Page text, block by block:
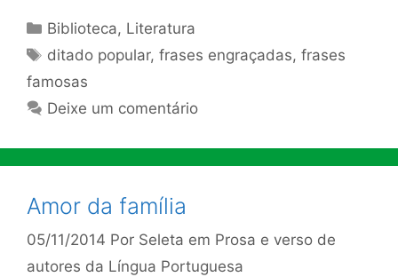
Categorias
Biblioteca, Literatura
Tags
ditado popular,frases engraçadas,frases
famosas
Deixe um comentário
Amor da família
05/11/2014 Por Seleta em Prosa e verso de
autores da Língua Portuguesa